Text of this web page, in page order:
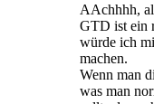
AAchhhh,
GTD ist ein
würde ich
machen.
Wenn man
was man